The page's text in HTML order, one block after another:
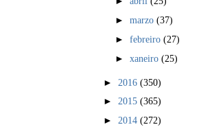
►marzo(37)
►febreiro(27)
►xaneiro(25)
► 2016 (350)
► 2015 (365)
► 2014 (272)